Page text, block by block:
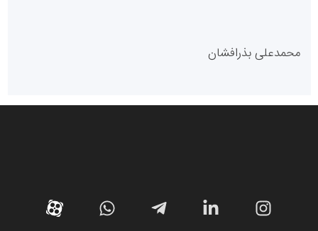
کارگزاری بورس بیمه ایران